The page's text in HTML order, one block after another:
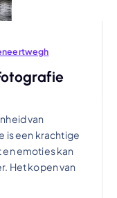
van
is een krachtige
emoties kan
Het kopen van